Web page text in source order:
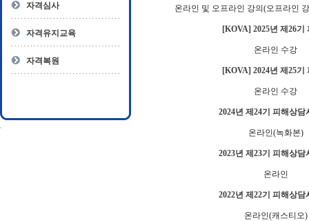
자격심사
자격유지교육
자격복원
온라인 및 오프라인 강의(오프라인
[KOVA] 2025년 제26기
온라인 수강
[KOVA] 2024년 제25기
온라인 수강
2024년 제24기 피해상
온라인(녹화본)
2023년 제23기 피해상
온라인
2022년 제22기 피해상
온라인(캐스티오)